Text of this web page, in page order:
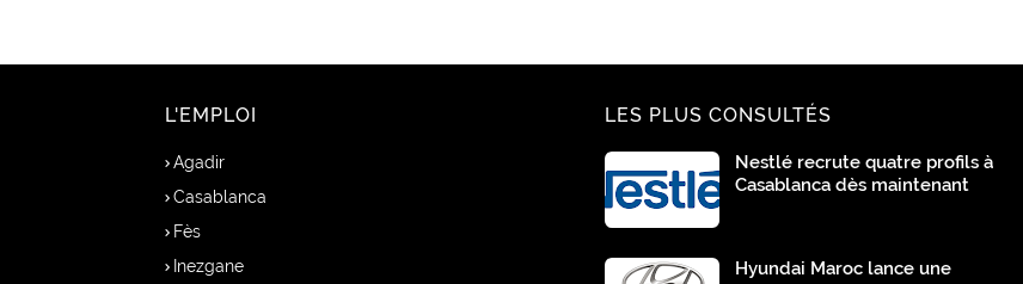
L'EMPLOI
Agadir
Casablanca
Fès
Inezgane
LES PLUS CONSULTÉS
Nestlé recrute quatre profils à
Casablanca dès maintenant
Hyundai Maroc lance une